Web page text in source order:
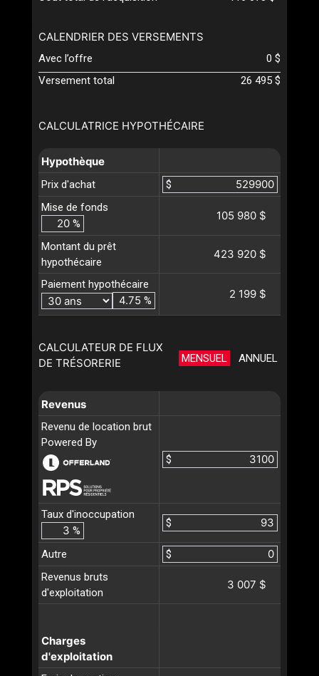
CALCULATRICE HYPOTHÉCAIRE
Hypothèque
Prix d'achat
$
Mise de fonds
%
105 980 $
Montant du prêt
hypothécaire
423 920 $
Paiement hypothécaire
%
2 199 $
CALCULATEUR DE FLUX
DE TRÉSORERIE
MENSUEL ANNUEL
Revenus
Revenu de location brut
Powered By
$
Taux d'inoccupation
%
$
Autre
$
Revenus bruts
d'exploitation
3 007 $
Charges
d'exploitation
CALENDRIER DES VERSEMENTS
Avec l’offre
0 $
Versement total
26 495 $